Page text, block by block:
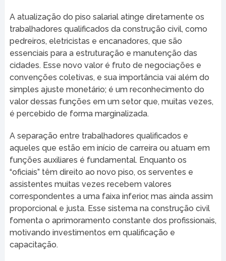
A atualização do piso salarial atinge diretamente os
trabalhadores qualificados da construção civil, como
pedreiros, eletricistas e encanadores, que são
essenciais para a estruturação e manutenção das
cidades. Esse novo valor é fruto de negociações e
convenções coletivas, e sua importância vai além do
simples ajuste monetário; é um reconhecimento do
valor dessas funções em um setor que, muitas vezes,
é percebido de forma marginalizada.
A separação entre trabalhadores qualificados e
aqueles que estão em início de carreira ou atuam em
funções auxiliares é fundamental. Enquanto os
“oficiais” têm direito ao novo piso, os serventes e
assistentes muitas vezes recebem valores
correspondentes a uma faixa inferior, mas ainda assim
proporcional e justa. Esse sistema na construção civil
fomenta o aprimoramento constante dos profissionais,
motivando investimentos em qualificação e
capacitação.